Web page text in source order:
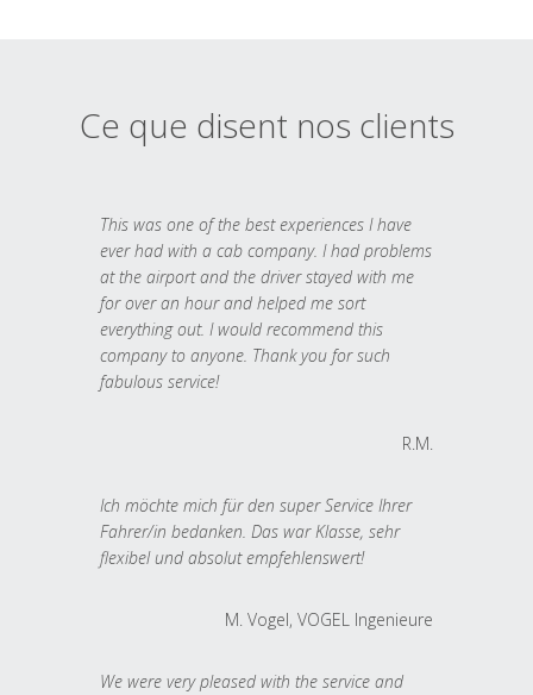
Ce que disent nos clients
This was one of the best experiences I have
ever had with a cab company. I had problems
at the airport and the driver stayed with me
for over an hour and helped me sort
everything out. I would recommend this
company to anyone. Thank you for such
fabulous service!
R.M.
Ich möchte mich für den super Service Ihrer
Fahrer/in bedanken. Das war Klasse, sehr
flexibel und absolut empfehlenswert!
M. Vogel, VOGEL Ingenieure
We were very pleased with the service and